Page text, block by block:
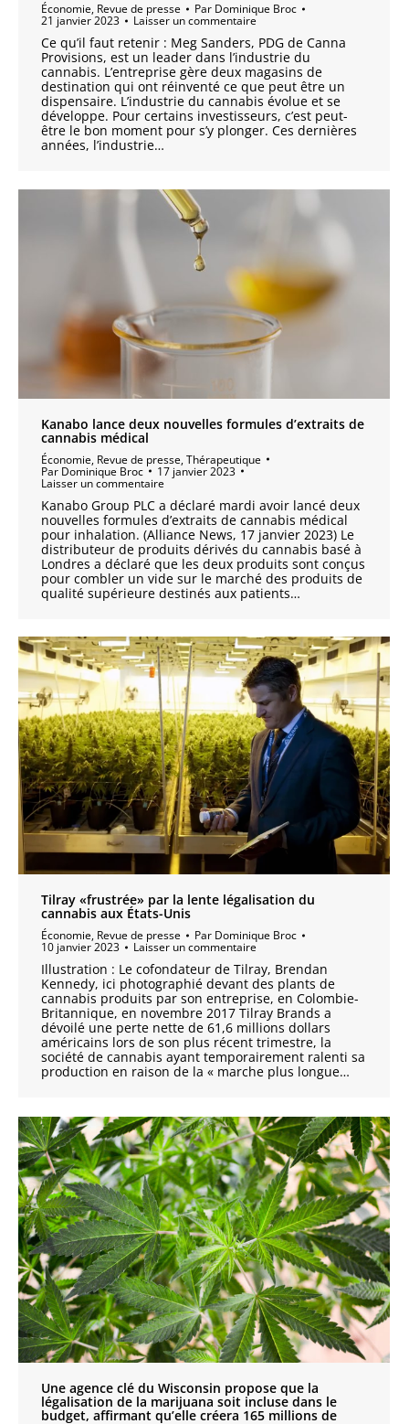
Économie, Revue de presse Par Dominique Broc
21 janvier 2023 Laisser un commentaire
Ce qu’il faut retenir : Meg Sanders, PDG de Canna
Provisions, est un leader dans l’industrie du
cannabis. L’entreprise gère deux magasins de
destination qui ont réinventé ce que peut être un
dispensaire. L’industrie du cannabis évolue et se
développe. Pour certains investisseurs, c’est peut-
être le bon moment pour s’y plonger. Ces dernières
années, l’industrie…
Kanabo lance deux nouvelles formules d’extraits de
cannabis médical
Économie, Revue de presse,Thérapeutique
Par Dominique Broc 17 janvier 2023
Laisser un commentaire
Kanabo Group PLC a déclaré mardi avoir lancé deux
nouvelles formules d’extraits de cannabis médical
pour inhalation. (Alliance News, 17 janvier 2023) Le
distributeur de produits dérivés du cannabis basé à
Londres a déclaré que les deux produits sont conçus
pour combler un vide sur le marché des produits de
qualité supérieure destinés aux patients…
Tilray «frustrée» par la lente légalisation du
cannabis aux États-Unis
Économie, Revue de presse Par Dominique Broc
10 janvier 2023 Laisser un commentaire
Illustration : Le cofondateur de Tilray, Brendan
Kennedy, ici photographié devant des plants de
cannabis produits par son entreprise, en Colombie-
Britannique, en novembre 2017 Tilray Brands a
dévoilé une perte nette de 61,6 millions dollars
américains lors de son plus récent trimestre, la
société de cannabis ayant temporairement ralenti sa
production en raison de la « marche plus longue…
Une agence clé du Wisconsin propose que la
légalisation de la marijuana soit incluse dans le
budget, affirmant qu’elle créera 165 millions de